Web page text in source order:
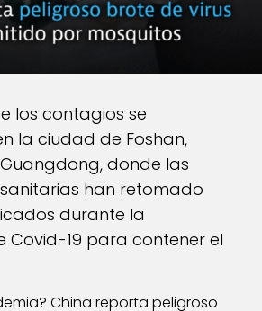
los contagios se
la ciudad de Foshan,
donde las
han retomado
durante la
Covid-19 para contener el